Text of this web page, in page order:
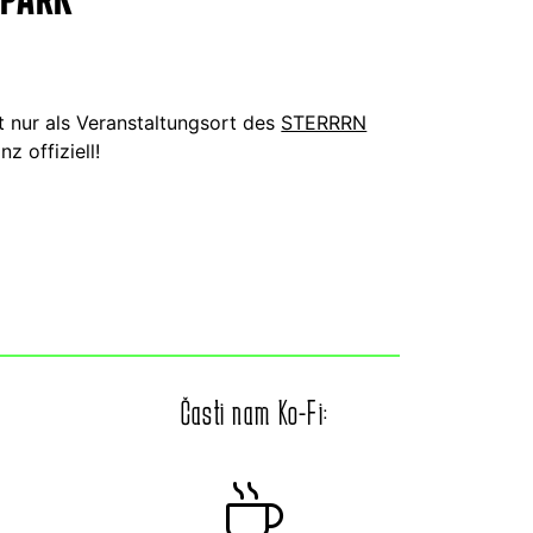
als Veranstaltungsort des STERRRN
offiziell!
Časti nam Ko-Fi: